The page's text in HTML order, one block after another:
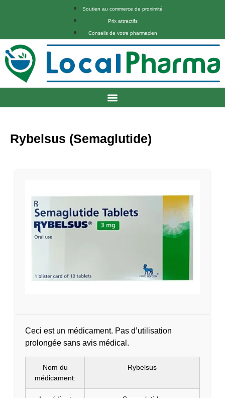
Soutien au commerce de proximité
Prix attractifs
Conseils de votre pharmacien
Rybelsus (Semaglutide)
Ceci est un médicament. Pas d’utilisation
prolongée sans avis médical.
Nom du
médicament:
Rybelsus